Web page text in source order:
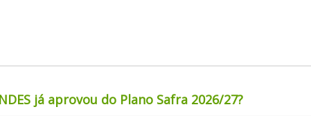
já aprovou do Plano Safra 2026/27?